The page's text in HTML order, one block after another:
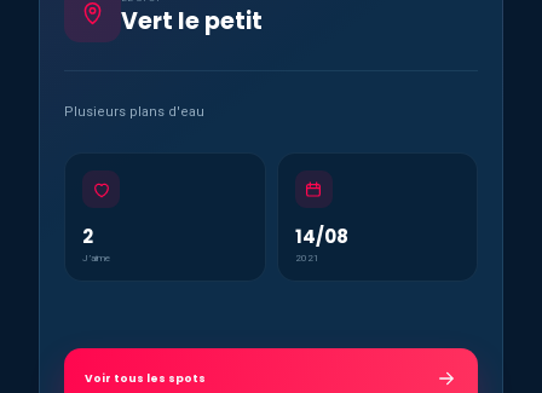
Vert le petit
Plusieurs plans d'eau
2
J’aime
14/08
2021
Voir tous les spots